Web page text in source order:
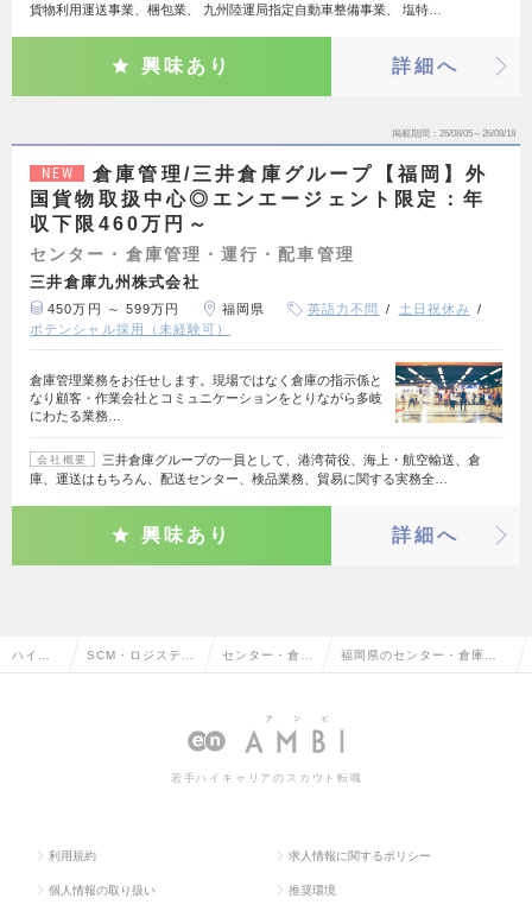
貨物利用運送事業、梱包業、 九州陸運局指定自動車整備事業、 塩特…
興味あり 詳細へ
掲載期間 26/08/05～26/08/18
NEW
倉庫管理/三井倉庫グループ【福岡】外
国貨物取扱中心◎エンエージェント限定：年
収下限460万円～
センター・倉庫管理・運行・配車管理
三井倉庫九州株式会社
450万円 ～ 599万円 福岡県 英語力不問
土日祝休み
ポテンシャル採用（未経験可）
倉庫管理業務をお任せします。現場ではなく倉庫の指示係と
なり顧客・作業会社とコミュニケーションをとりながら多岐
にわたる業務…
会社概要
三井倉庫グループの一員として、港湾荷役、海上・航空輸送、倉
庫、運送はもちろん、配送センター、検品業務、貿易に関する実務全…
興味あり 詳細へ
ハイク SCM・ロジスティ センター・倉庫
車管理
福岡県のセンター・倉庫管
職・求人情報一覧
若手ハイキャリアのスカウト転職
利用規約 求人情報に関するポリシー
個人情報の取り扱い 推奨環境